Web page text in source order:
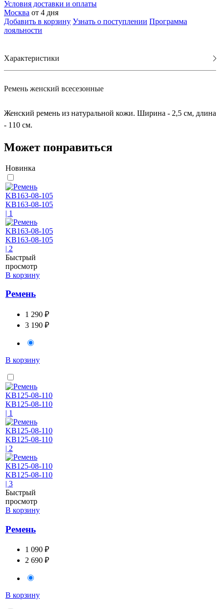
Условия доставки и оплаты
Москва от 4 дня
Добавить в корзину Узнать о поступлении Программа
лояльности
Характеристики
Ремень женский всесезонные
Женский ремень из натуральной кожи. Ширина - 2,5 см, длина
- 110 см.
Может понравиться
Новинка
Быстрый
просмотр
В корзину
Ремень
1 290 ₽
3 190 ₽
В корзину
Быстрый
просмотр
В корзину
Ремень
1 090 ₽
2 690 ₽
В корзину